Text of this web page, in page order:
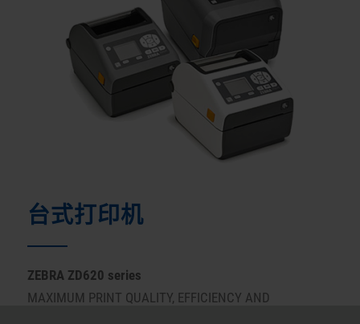
台式打印机
ZEBRA ZD620 series
MAXIMUM PRINT QUALITY, EFFICIENCY AND